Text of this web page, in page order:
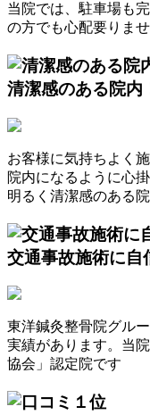
当院では、駐車場も
の方でも心配要りませ
清潔感のある院内
お客様に気持ちよく
院内になるように心
明るく清潔感のある
交通事故施術に自
東洋鍼灸整骨院グル
実績があります。当
協会」認定院です